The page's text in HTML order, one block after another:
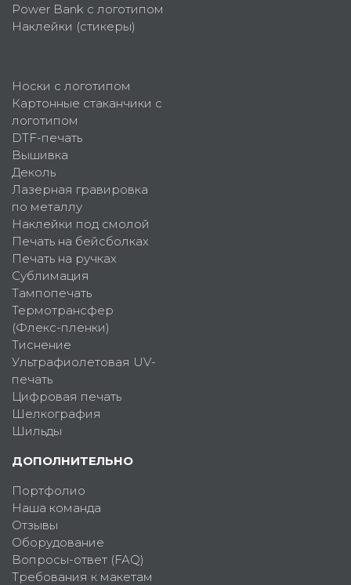
Power Bank с логотипом
Наклейки (стикеры)
Носки с логотипом
Картонные стаканчики с
логотипом
DTF-печать
Вышивка
Деколь
Лазерная гравировка
по металлу
Наклейки под смолой
Печать на бейсболках
Печать на ручках
Сублимация
Тампопечать
Термотрансфер
(Флекс-пленки)
Тиснение
Ультрафиолетовая UV-
печать
Цифровая печать
Шелкография
Шильды
ДОПОЛНИТЕЛЬНО
Портфолио
Наша команда
Отзывы
Оборудование
Вопросы-ответ (FAQ)
Требования к макетам